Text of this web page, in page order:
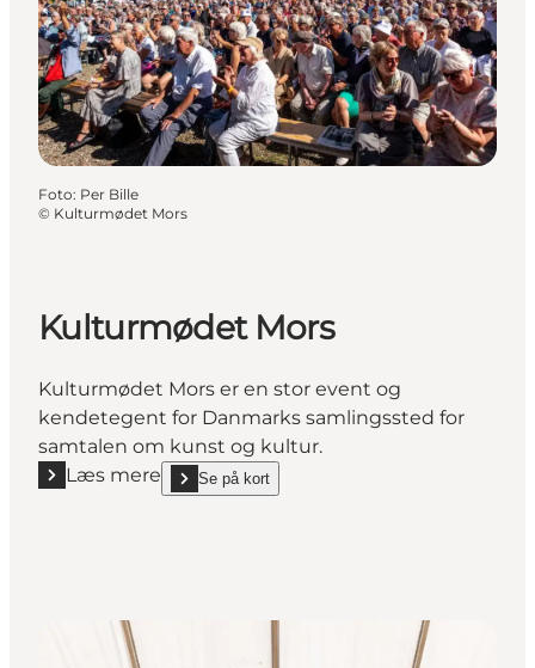
Foto: Per Bille
© Kulturmødet Mors
Kulturmødet Mors
Kulturmødet Mors er en stor event og
kendetegent for Danmarks samlingssted for
samtalen om kunst og kultur.
Læs mere
Læs mere "Kulturmødet Mors"
Se på kort
show Kulturmødet Mors on_map